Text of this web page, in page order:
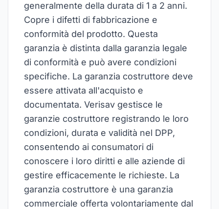
generalmente della durata di 1 a 2 anni.
Copre i difetti di fabbricazione e
conformità del prodotto. Questa
garanzia è distinta dalla garanzia legale
di conformità e può avere condizioni
specifiche. La garanzia costruttore deve
essere attivata all'acquisto e
documentata. Verisav gestisce le
garanzie costruttore registrando le loro
condizioni, durata e validità nel DPP,
consentendo ai consumatori di
conoscere i loro diritti e alle aziende di
gestire efficacemente le richieste. La
garanzia costruttore è una garanzia
commerciale offerta volontariamente dal